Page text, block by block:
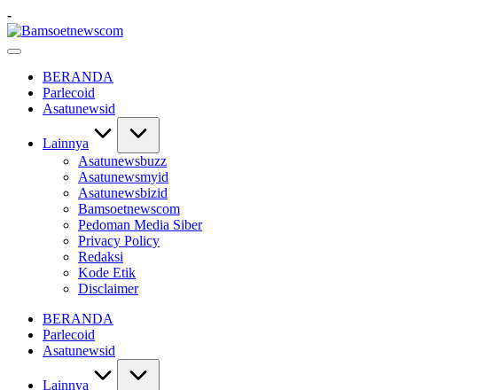
Skip
to
content
-
Bamsoetnewscom
Berita
MobilitasBERANDA
Parlecoid
Asatunewsid
Lainnya
Asatunewsbuzz
Asatunewsmyid
Asatunewsbizid
Bamsoetnewscom
Pedoman Media Siber
Privacy Policy
Redaksi
Kode Etik
Disclaimer
BERANDA
Parlecoid
Asatunewsid
Lainnya